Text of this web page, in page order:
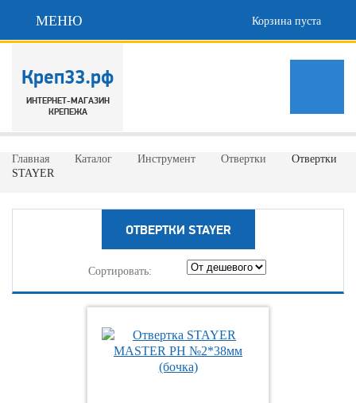
МЕНЮ Корзина пуста
Креп33.рф
ИНТЕРНЕТ-МАГАЗИН
КРЕПЕЖА
Главная Каталог Инструмент Отвертки
Отвертки
STAYER
ОТВЕРТКИ STAYER
Сортировать: